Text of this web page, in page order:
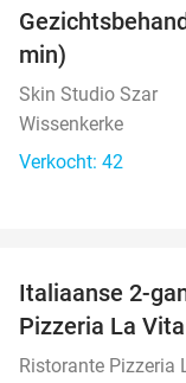
min)
Skin Studio Szar
Wissenkerke
Verkocht: 42
Italiaanse 2-
Pizzeria La
Ristorante Pizzeria